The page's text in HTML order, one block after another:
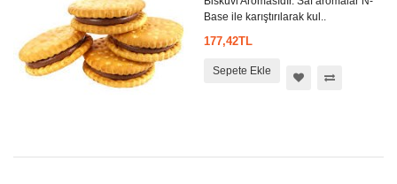
Base ile karıştırılarak kul..
177,42TL
Sepete Ekle